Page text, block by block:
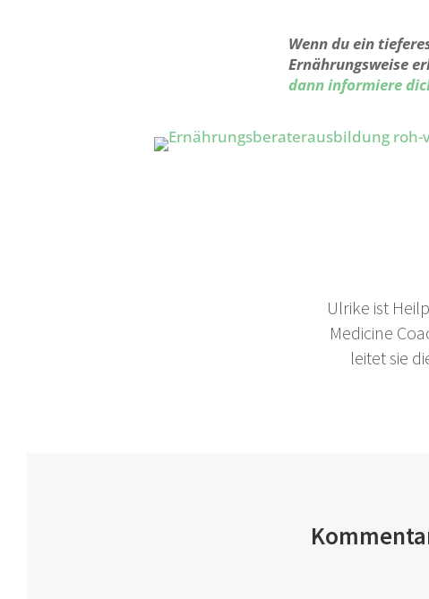
Wenn du ein
Ernährungsweise
dann informiere
Ulrike ist
Medicine
leitet sie